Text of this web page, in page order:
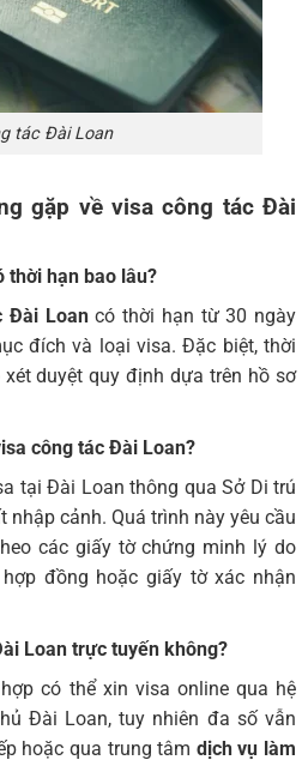
tác Đài Loan
gặp về visa công tác Đài
thời hạn bao lâu?
Đài Loancó thời hạn từ 30 ngày
đích và loại visa. Đặc biệt, thời
duyệt quy định dựa trên hồ sơ
công tác Đài Loan?
tại Đài Loan thông qua Sở Di trú
nhập cảnh. Quá trình này yêu cầu
các giấy tờ chứng minh lý do
đồng hoặc giấy tờ xác nhận
Loan trực tuyến không?
có thể xin visa online qua hệ
Đài Loan, tuy nhiên đa số vẫn
hoặc qua trung tâm dịch vụ làm